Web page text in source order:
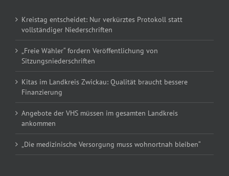
Kreistag entscheidet: Nur verkürztes Protokoll statt
vollständiger Niederschriften
„Freie Wähler“ fordern Veröffentlichung von
Sitzungsniederschriften
Kitas im Landkreis Zwickau: Qualität braucht bessere
Finanzierung
Angebote der VHS müssen im gesamten Landkreis
ankommen
„Die medizinische Versorgung muss wohnortnah bleiben“